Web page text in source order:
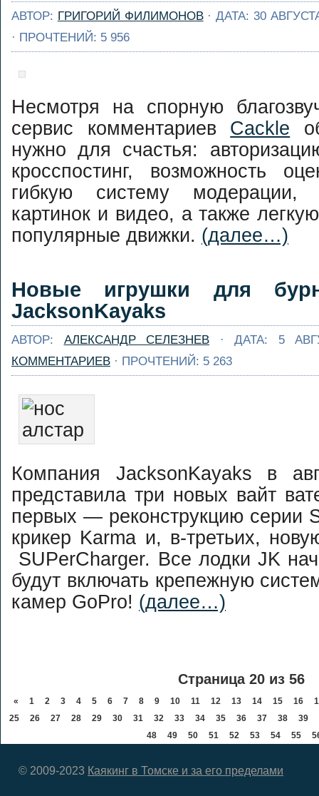
АВТОР: ГРИГОРИЙ ФИЛИМОНОВ· ДАТА: 30
· ПРОЧТЕНИЙ: 5 956
Несмотря на спорную
сервис комментариев Cackle
нужно для счастья:
кросспостинг, возможность
гибкую систему модерации,
картинок и видео, а также
популярные движки. (далее…)
Новые игрушки для
JacksonKayaks
АВТОР: АЛЕКСАНДР СЕЛЕЗНЕВ · ДАТА: 5
КОММЕНТАРИЕВ · ПРОЧТЕНИЙ: 5 263
Компания JacksonKayaks в
представила три новых вайт
первых — реконструкцию серии
крикер Karma и, в-третьих,
SUPerCharger. Все лодки JK
будут включать крепежную
камер GoPro! (далее…)
Страница 20 из 56
« 1 2 3 4 5 6 7 8 9 10 11 12 13 14 15 16
25
26 27 28 29 30 31 32 33 34 35 36 37 38 39
48
49 50 51 52 53 54 55
© 2009-2023 Каякинг в Томске и за его пределами